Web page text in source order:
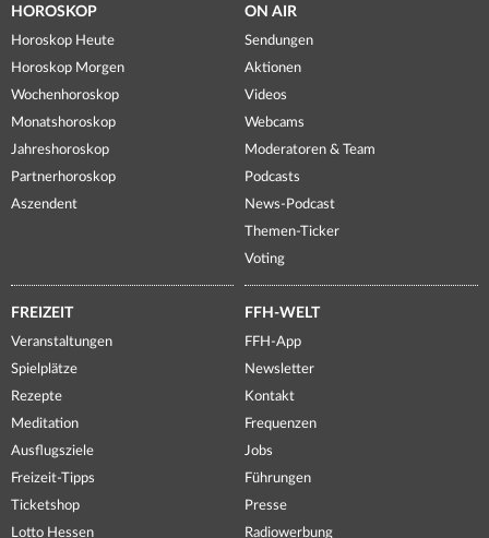
HOROSKOP
Horoskop Heute
Horoskop Morgen
Wochenhoroskop
Monatshoroskop
Jahreshoroskop
Partnerhoroskop
Aszendent
ON AIR
Sendungen
Aktionen
Videos
Webcams
Moderatoren & Team
Podcasts
News-Podcast
Themen-Ticker
Voting
FREIZEIT
Veranstaltungen
Spielplätze
Rezepte
Meditation
Ausflugsziele
Freizeit-Tipps
Ticketshop
Lotto Hessen
FFH-WELT
FFH-App
Newsletter
Kontakt
Frequenzen
Jobs
Führungen
Presse
Radiowerbung